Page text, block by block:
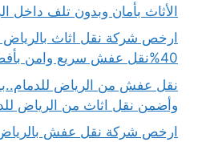
الأثاث بأمان وبدون تلف داخل
ارخص شركة نقل اثاث
40%نقل عفش سريع وامن بأفضل الأسعار
وأضمن نقل اثاث من الرياض
ارخص شركة نقل عفش بالرياض